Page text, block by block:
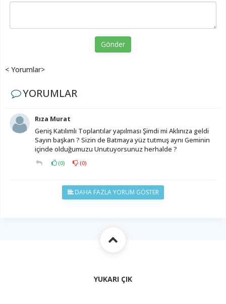
Gönder
< Yorumlar>
YORUMLAR
Rıza Murat
Geniş Katılımlı Toplantılar yapılması Şimdi mi Aklınıza geldi
Sayın başkan ? Sizin de Batmaya yüz tutmuş aynı Geminin
içinde olduğumuzu Unutuyorsunuz herhalde ?
(0) (0)
DAHA FAZLA YORUM GÖSTER
YUKARI ÇIK